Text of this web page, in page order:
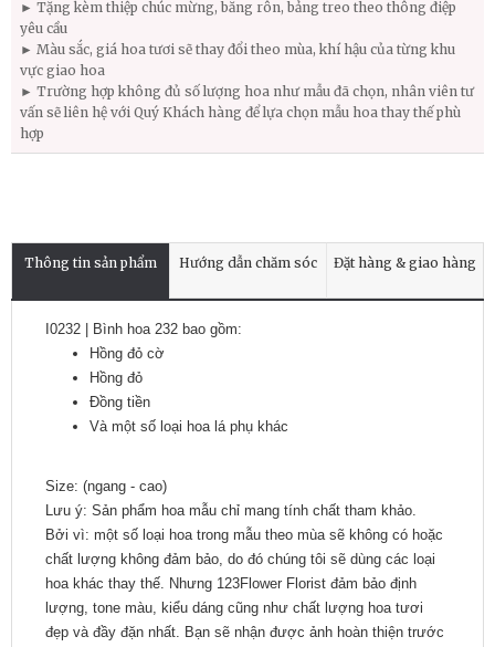
► Tặng kèm thiệp chúc mừng, băng rôn, bảng treo theo thông điệp
yêu cầu
► Màu sắc, giá hoa tươi sẽ thay đổi theo mùa, khí hậu của từng khu
vực giao hoa
► Trường hợp không đủ số lượng hoa như mẫu đã chọn, nhân viên tư
vấn sẽ liên hệ với Quý Khách hàng để lựa chọn mẫu hoa thay thế phù
hợp
Thông tin sản phẩm Hướng dẫn chăm sóc Đặt hàng & giao hàng
I0232 | Bình hoa 232 bao gồm:
Hồng đỏ cờ
Hồng đỏ
Đồng tiền
Và một số loại hoa lá phụ khác
Size: (ngang - cao)
Lưu ý: Sản phẩm hoa mẫu chỉ mang tính chất tham khảo.
Bởi vì: một số loại hoa trong mẫu theo mùa sẽ không có hoặc
chất lượng không đảm bảo, do đó chúng tôi sẽ dùng các loại
hoa khác thay thế. Nhưng 123Flower Florist đảm bảo định
lượng, tone màu, kiểu dáng cũng như chất lượng hoa tươi
đẹp và đầy đặn nhất. Bạn sẽ nhận được ảnh hoàn thiện trước